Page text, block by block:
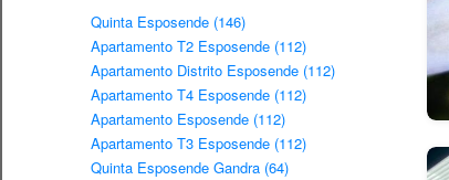
Quinta Esposende (146)
Apartamento T2 Esposende (112)
Apartamento Distrito Esposende (112)
Apartamento T4 Esposende (112)
Apartamento Esposende (112)
Apartamento T3 Esposende (112)
Quinta Esposende Gandra (64)